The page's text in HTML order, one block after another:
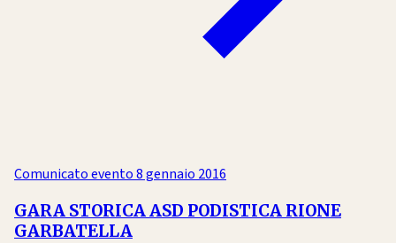
Comunicato evento8 gennaio 2016
GARA STORICA ASD PODISTICA RIONE
GARBATELLA